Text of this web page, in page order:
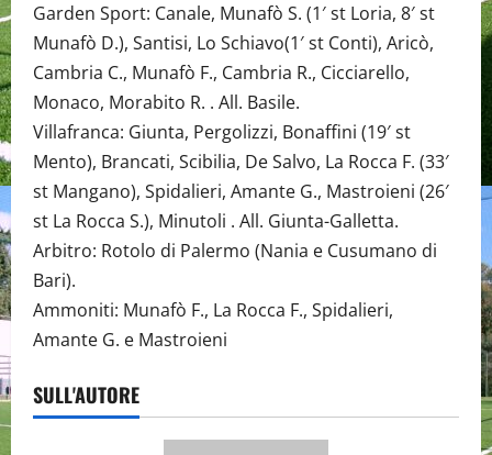
Garden Sport: Canale, Munafò S. (1′ st Loria, 8′ st
Munafò D.), Santisi, Lo Schiavo(1′ st Conti), Aricò,
Cambria C., Munafò F., Cambria R., Cicciarello,
Monaco, Morabito R. . All. Basile.
Villafranca: Giunta, Pergolizzi, Bonaffini (19′ st
Mento), Brancati, Scibilia, De Salvo, La Rocca F. (33′
st Mangano), Spidalieri, Amante G., Mastroieni (26′
st La Rocca S.), Minutoli . All. Giunta-Galletta.
Arbitro: Rotolo di Palermo (Nania e Cusumano di
Bari).
Ammoniti: Munafò F., La Rocca F., Spidalieri,
Amante G. e Mastroieni
SULL'AUTORE